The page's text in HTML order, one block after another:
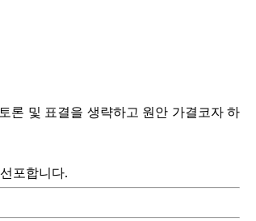
론 및 표결을 생략하고 원안 가결코자 하
포합니다.